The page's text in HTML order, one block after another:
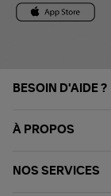
BESOIN D'AIDE ?
À PROPOS
NOS SERVICES